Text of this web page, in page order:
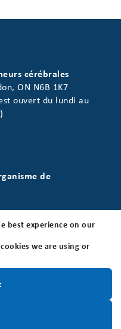
cérébrales
ON N6B 1K7
ouvert du lundi au
de
à notre infolettre.
best experience on our
we are using or